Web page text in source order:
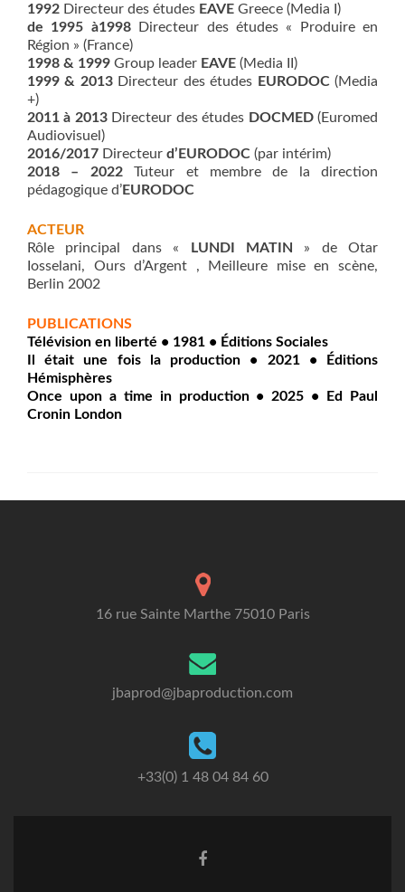
1992 Directeur des études EAVE Greece (Media I)
de 1995 à1998Directeur des études « Produire en
Région » (France)
1998 & 1999 Group leader EAVE (Media II)
1999 & 2013Directeur des études EURODOC(Media
+)
2011 à 2013Directeur des études DOCMED(Euromed
Audiovisuel)
2016/2017 Directeur d’EURODOC (par intérim)
2018 – 2022Tuteur et membre de la direction
pédagogique d’EURODOC
ACTEUR
Rôle principal dans «
LUNDI MATIN
» de Otar
Iosselani, Ours d’Argent , Meilleure mise en scène,
Berlin 2002
PUBLICATIONS
Télévision en liberté • 1981 • Éditions Sociales
Il était une fois la production • 2021 • Éditions
Hémisphères
Once upon a time in production • 2025 • Ed Paul
Cronin London
16 rue Sainte Marthe 75010 Paris
jbaprod@jbaproduction.com
+33(0) 1 48 04 84 60